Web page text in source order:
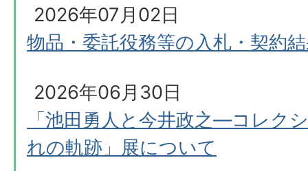
2026年07月02日
物品・委託役務等の入札・契約
2026年06月30日
「池田勇人と今井政之―コレク
れの軌跡」展について